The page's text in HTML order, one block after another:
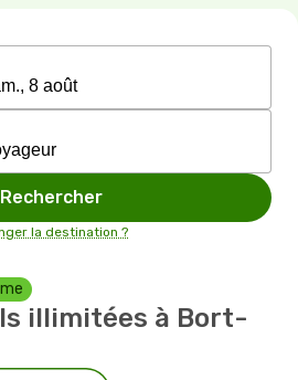
Rechercher
la destination ?
illimitées à Bort-